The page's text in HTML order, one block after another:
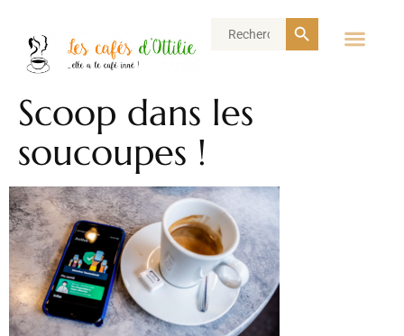
Search
Search Button
Scoop dans les
soucoupes !